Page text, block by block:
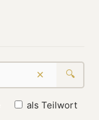
× 🔍
als Teilwort